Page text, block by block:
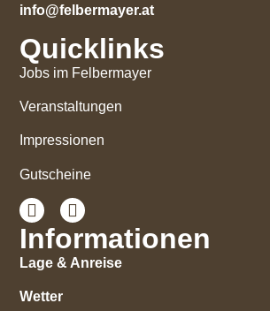
info@felbermayer.at
Quicklinks
Jobs im Felbermayer
Veranstaltungen
Impressionen
Gutscheine
Informationen
Lage & Anreise
Wetter